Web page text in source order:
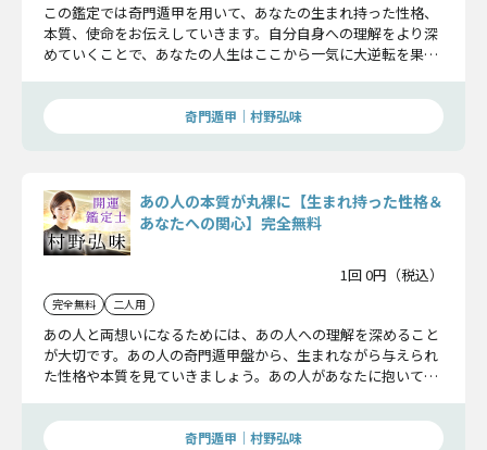
この鑑定では奇門遁甲を用いて、あなたの生まれ持った性格、
本質、使命をお伝えしていきます。自分自身への理解をより深
めていくことで、あなたの人生はここから一気に大逆転を果た
奇門遁甲｜村野弘味
あの人の本質が丸裸に【生まれ持った性格＆
あなたへの関心】完全無料
1回 0円（税込）
完全無料 二人用
あの人と両想いになるためには、あの人への理解を深めること
が大切です。あの人の奇門遁甲盤から、生まれながら与えられ
た性格や本質を見ていきましょう。あの人があなたに抱いてい
奇門遁甲｜村野弘味